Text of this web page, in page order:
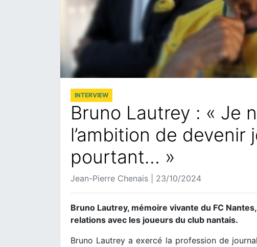
INTERVIEW
Bruno Lautrey : « Je
l’ambition de
pourtant… »
Jean-Pierre Chenais | 23/10/2024
Bruno Lautrey, mémoire vivante du FC
relations avec les joueurs du club nantais.
Bruno Lautrey a exercé la profession de